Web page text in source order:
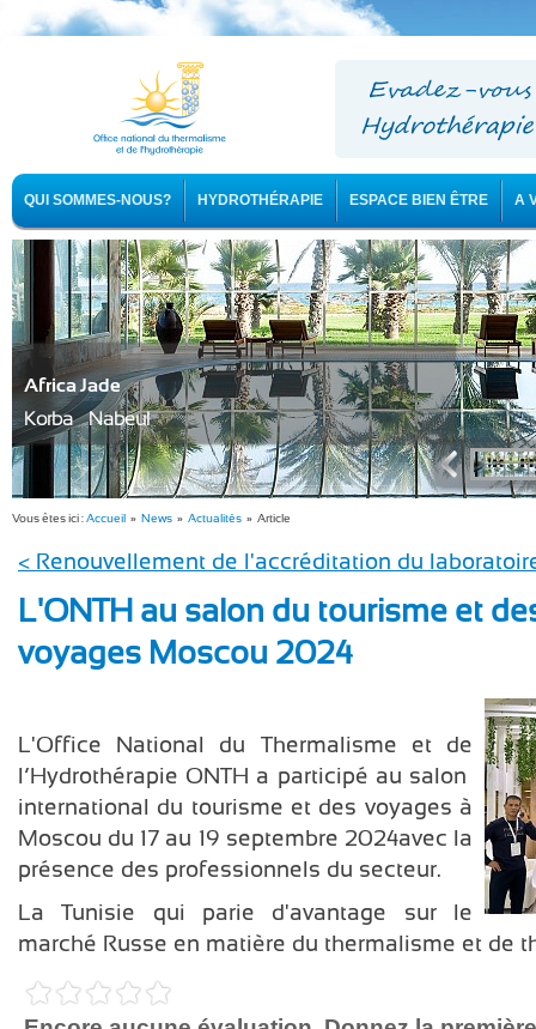
QUI SOMMES-NOUS? HYDROTHÉRAPIE ESPACE BIEN ÊTRE A
Africa Jade
Korba - Nabeul
Vous êtes ici :Accueil » News » Actualités » Article
< Renouvellement de l'accréditation du
L'ONTH au salon du tourisme et
voyages Moscou 2024
L'Office National du Thermalisme et de
l’Hydrothérapie ONTH a participé au salon
international du tourisme et des voyages à
Moscou du 17 au 19 septembre 2024avec la
présence des professionnels du secteur.
La Tunisie qui parie d'avantage sur le
marché Russe en matière du thermalisme et de